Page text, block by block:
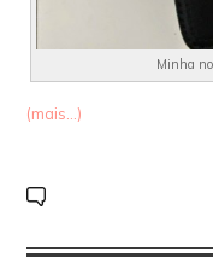
Minha
(mais…)